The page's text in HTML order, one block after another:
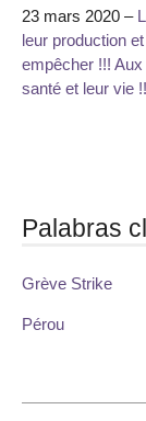
23 mars 2020 –
leur production
empêcher !!!
santé et leur vie
Palabras
Grève Strike
Pérou